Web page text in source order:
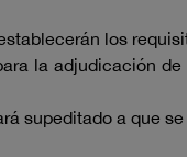
los
la adjudicación
supeditado a que